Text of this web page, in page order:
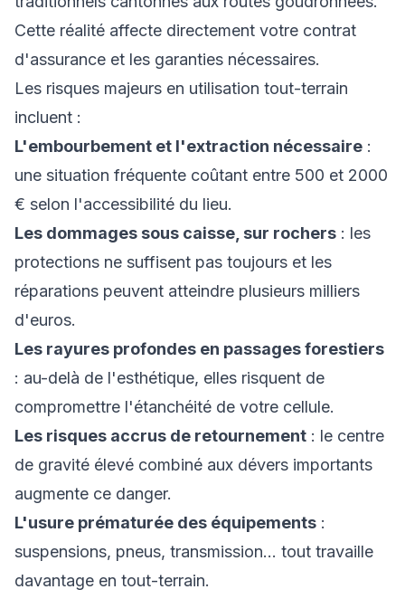
Cette réalité affecte directement votre contrat
d'assurance et les garanties nécessaires.
Les risques majeurs en utilisation tout-terrain
incluent :
L'embourbement et l'extraction nécessaire :
une situation fréquente coûtant entre 500 et 2000
€ selon l'accessibilité du lieu.
Les dommages sous caisse, sur rochers : les
protections ne suffisent pas toujours et les
réparations peuvent atteindre plusieurs milliers
d'euros.
Les rayures profondes en passages forestiers
: au-delà de l'esthétique, elles risquent de
compromettre l'étanchéité de votre cellule.
Les risques accrus de retournement : le centre
de gravité élevé combiné aux dévers importants
augmente ce danger.
L'usure prématurée des équipements :
suspensions, pneus, transmission… tout travaille
davantage en tout-terrain.